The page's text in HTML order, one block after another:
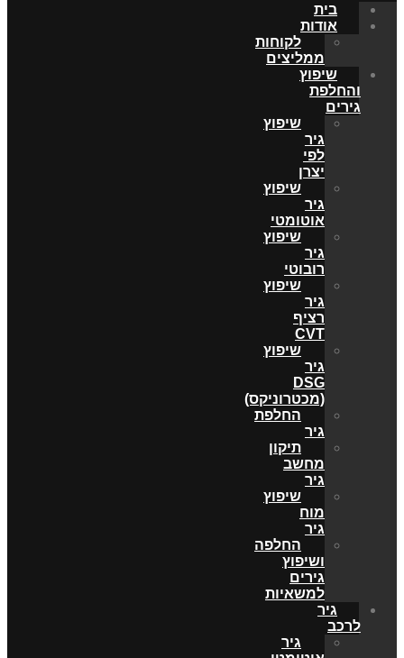
בית
אודות
לקוחות
ממליצים
שיפוץ
והחלפת
גירים
שיפוץ
גיר
לפי
יצרן
שיפוץ
גיר
אוטומטי
שיפוץ
גיר
רובוטי
שיפוץ
גיר
רציף
CVT
שיפוץ
גיר
DSG
(מכטרוניקס)
החלפת
גיר
תיקון
מחשב
גיר
שיפוץ
מוח
גיר
החלפה
ושיפוץ
גירים
למשאיות
גיר
לרכב
גיר